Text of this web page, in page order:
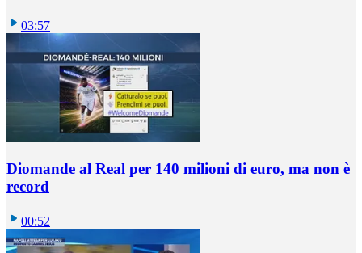
03:57
Diomande al Real per 140 milioni di euro, ma non è
record
00:52